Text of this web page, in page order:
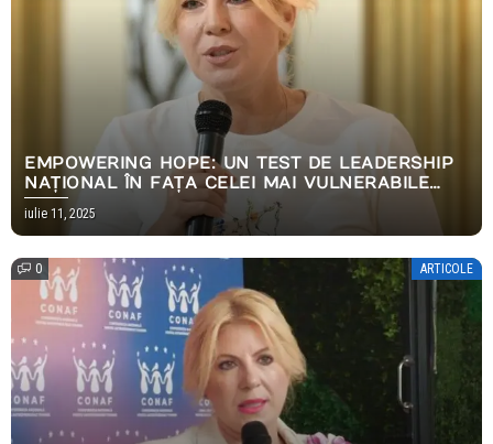
EMPOWERING HOPE: UN TEST DE LEADERSHIP
NAȚIONAL ÎN FAȚA CELEI MAI VULNERABILE
CRIZE UMANITARE A EUROPEI MODERNE
iulie 11, 2025
0 ARTICOLE